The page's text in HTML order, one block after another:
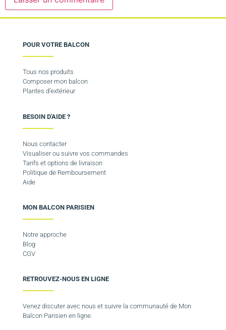
POUR VOTRE BALCON
Tous nos produits
Composer mon balcon
Plantes d’extérieur
BESOIN D'AIDE ?
Nous contacter
Visualiser ou suivre vos commandes
Tarifs et options de livraison
Politique de Remboursement
Aide
MON BALCON PARISIEN
Notre approche
Blog
CGV
RETROUVEZ-NOUS EN LIGNE
Venez discuter avec nous et suivre la communauté de Mon
Balcon Parisien en ligne.